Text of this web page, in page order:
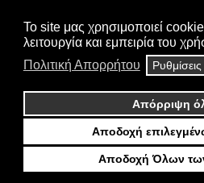
To site μας χρησιμοποιεί
λειτουργία και εμπειρία του
Πολιτική Απορρήτου
Ρυθμίσεις
Απόρριψη
Αποδοχή
Αποδοχή Όλων
ΖΗΤΗΣΤΕ ΝΑ ΣΑΣ
© 2026 ALL RIGHTS
ΣΤΗΝ ΙΣΤΟΣΕΛΊΔΑ
ΤΗΝ ΒΈΛΤΙΣΤΗ